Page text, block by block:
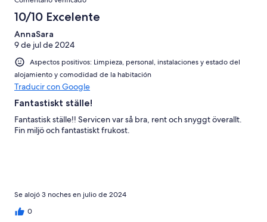
10/10 Excelente
AnnaSara
9 de jul de 2024
Aspectos positivos: Limpieza, personal, instalaciones y estado del
alojamiento y comodidad de la habitación
Traducir con Google
Fantastiskt ställe!
Fantastisk ställe!! Servicen var så bra, rent och snyggt överallt.
Fin miljö och fantastiskt frukost.
Se alojó 3 noches en julio de 2024
0